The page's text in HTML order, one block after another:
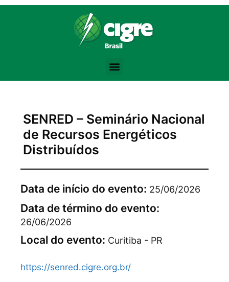
Bodybuilding Knowledge Base:
https://www.strongerbyscience.com/volume-
Steroid Abuse Review -https://jamanetwork.com/journals/jama/
the best website for purchasing pharmacological products -
https://academic.oup.com/jcem/article/
SENRED – Seminário Nacional
de Recursos Energéticos
Distribuídos
Data de início do evento: 25/06/2026
Data de término do evento:
26/06/2026
Local do evento: Curitiba - PR
https://senred.cigre.org.br/